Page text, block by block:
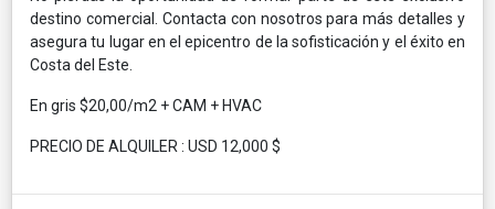
destino comercial. Contacta con nosotros para más detalles y
asegura tu lugar en el epicentro de la sofisticación y el éxito en
Costa del Este.
En gris $20,00/m2 + CAM + HVAC
PRECIO DE ALQUILER : USD 12,000 $